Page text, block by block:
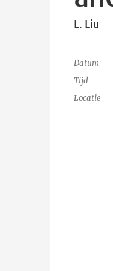
L. Liu
Datum
Tijd
Locatie